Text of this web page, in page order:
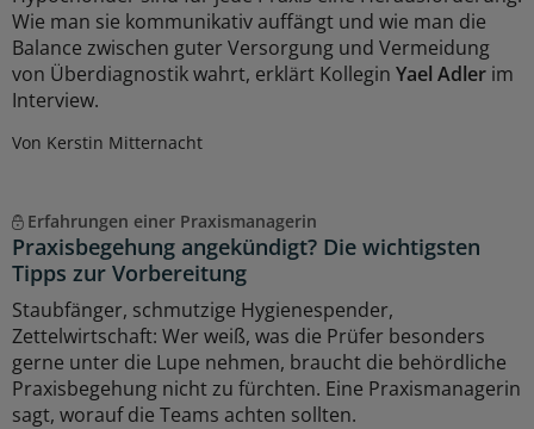
Wie man sie kommunikativ auffängt und wie man die
Balance zwischen guter Versorgung und Vermeidung
von Überdiagnostik wahrt, erklärt Kollegin Yael Adler im
Interview.
Von Kerstin Mitternacht
Erfahrungen einer Praxismanagerin
Praxisbegehung angekündigt? Die wichtigsten
Tipps zur Vorbereitung
Staubfänger, schmutzige Hygienespender,
Zettelwirtschaft: Wer weiß, was die Prüfer besonders
gerne unter die Lupe nehmen, braucht die behördliche
Praxisbegehung nicht zu fürchten. Eine Praxismanagerin
sagt, worauf die Teams achten sollten.